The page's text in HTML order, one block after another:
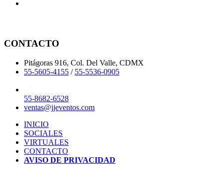
CONTACTO
Pitágoras 916, Col. Del Valle, CDMX
55-5605-4155 / 55-5536-0905
55-8682-6528
ventas@jjeventos.com
INICIO
SOCIALES
VIRTUALES
CONTACTO
AVISO DE PRIVACIDAD